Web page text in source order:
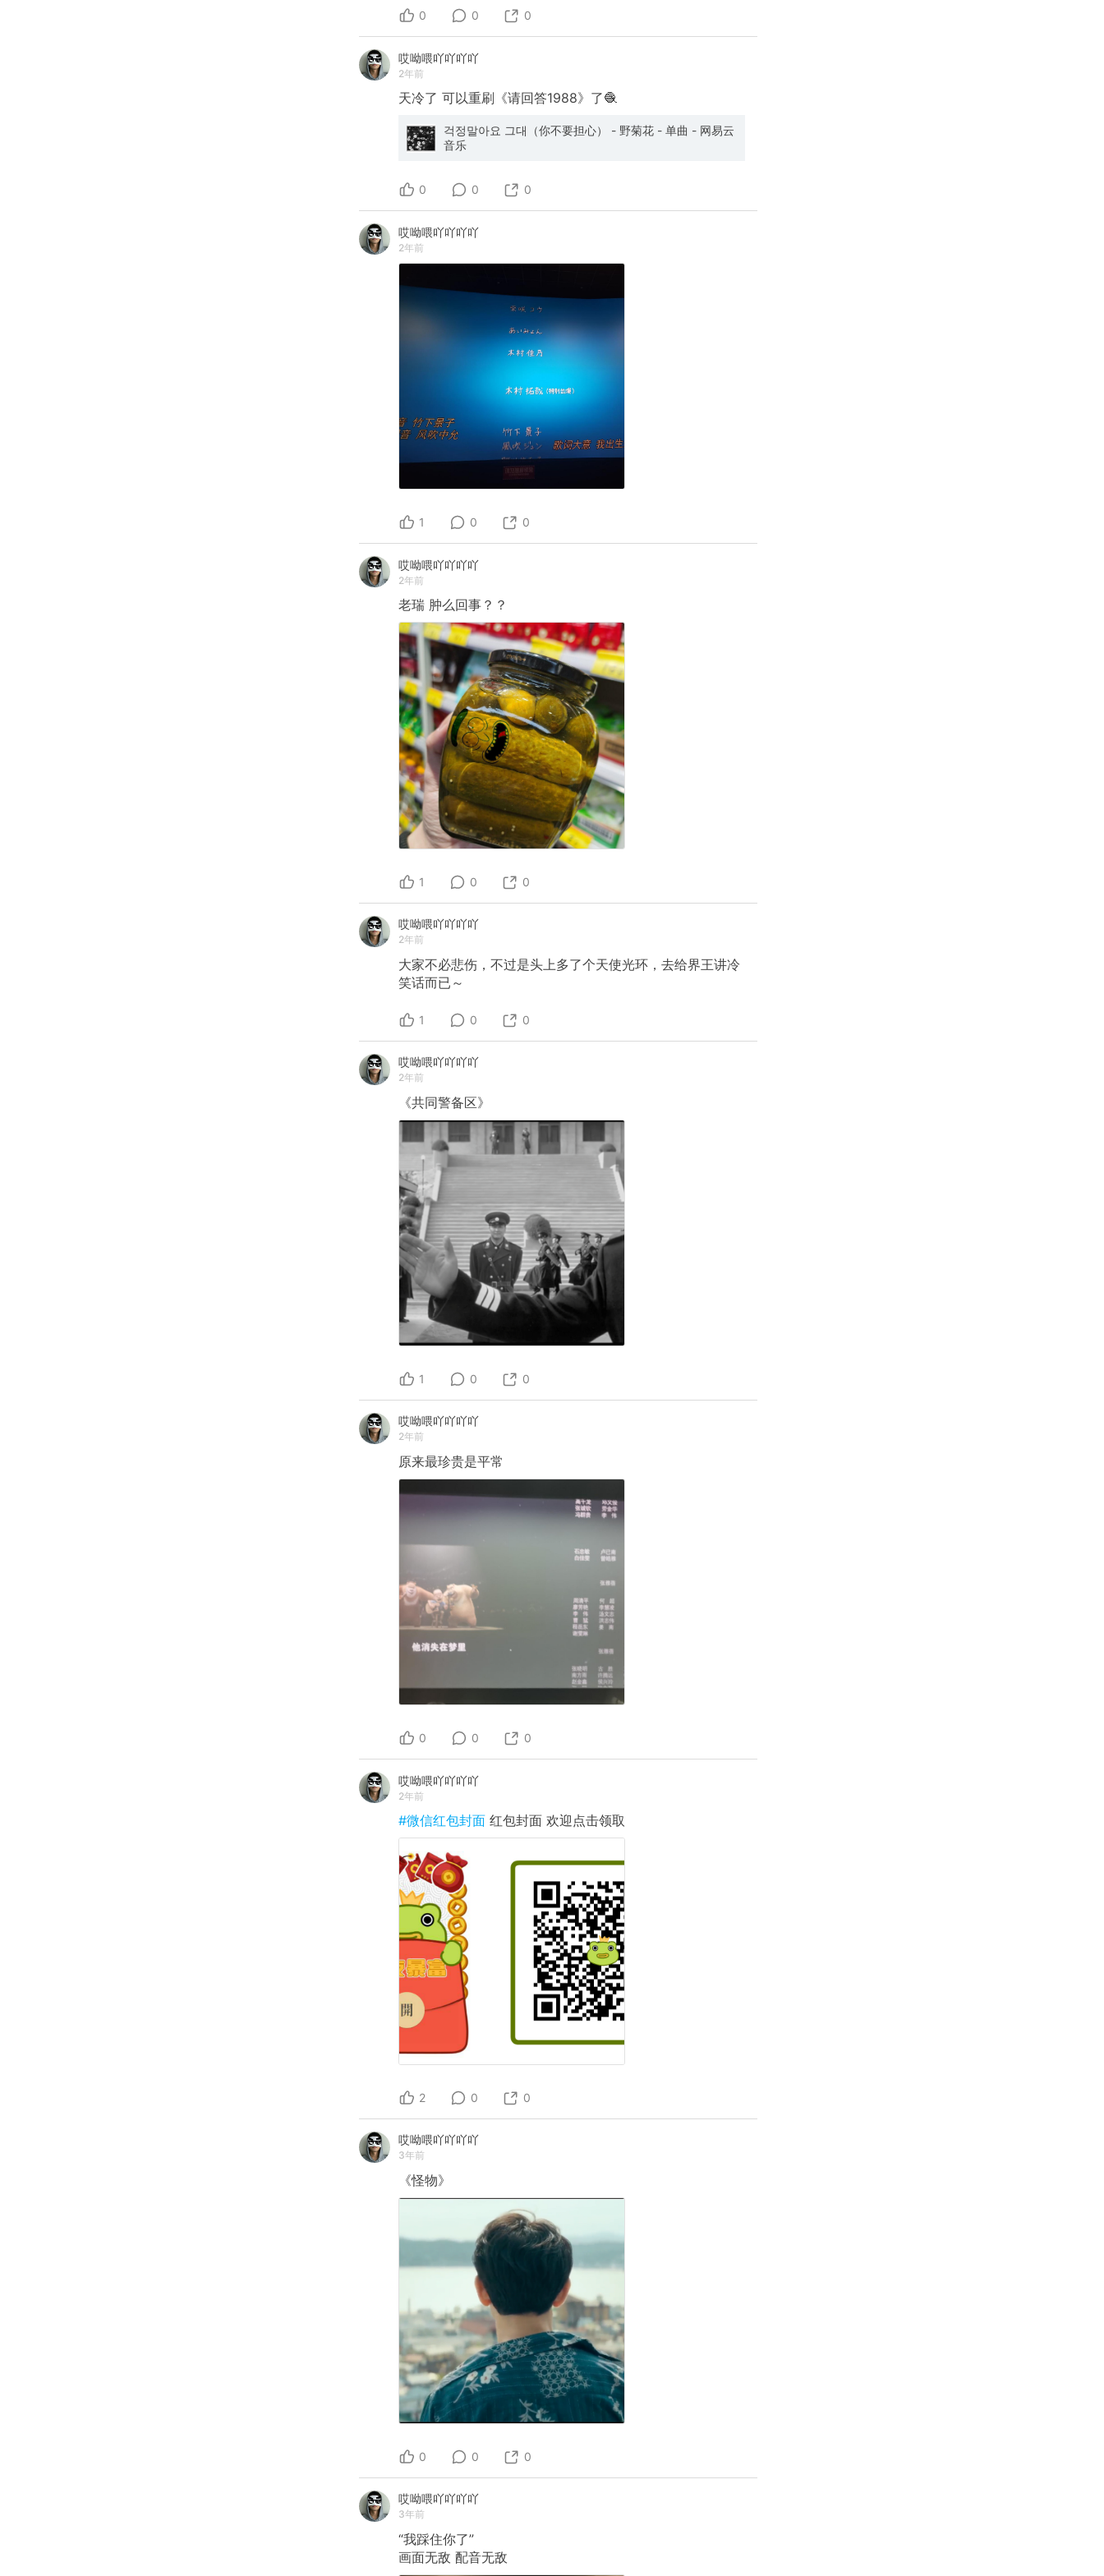
0 0 0
哎呦喂吖吖吖吖
2年前
天冷了 可以重刷《请回答1988》了🧶
걱정말아요 그대（你不要担心） - 野菊花 - 单曲 - 网易云
音乐
0 0 0
哎呦喂吖吖吖吖
2年前
1 0 0
哎呦喂吖吖吖吖
2年前
老瑞 肿么回事？？
1 0 0
哎呦喂吖吖吖吖
2年前
大家不必悲伤，不过是头上多了个天使光环，去给界王讲冷
笑话而已～
1 0 0
哎呦喂吖吖吖吖
2年前
《共同警备区》
1 0 0
哎呦喂吖吖吖吖
2年前
原来最珍贵是平常
0 0 0
哎呦喂吖吖吖吖
2年前
#微信红包封面 红包封面 欢迎点击领取
2 0 0
哎呦喂吖吖吖吖
3年前
《怪物》
0 0 0
哎呦喂吖吖吖吖
3年前
“我踩住你了”
画面无敌 配音无敌